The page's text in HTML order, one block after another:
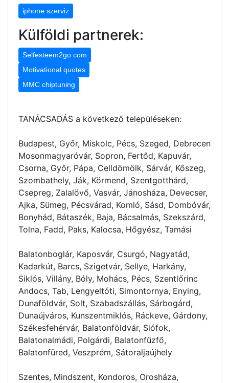
iphone szerviz
Külföldi partnerek:
Selfesteem2go.com
Motivational quotes
MMC chiptuning
TANÁCSADÁS a következő településeken:
Budapest, Győr, Miskolc, Pécs, Szeged, Debrecen
Mosonmagyaróvár, Sopron, Fertőd, Kapuvár,
Csorna, Győr, Pápa, Celldömölk, Sárvár, Kőszeg,
Szombathely, Ják, Körmend, Szentgotthárd,
Csepreg, Zalalövő, Vasvár, Jánosháza, Devecser,
Ajka, Sümeg, Pécsvárad, Komló, Sásd, Dombóvár,
Bonyhád, Bátaszék, Baja, Bácsalmás, Szekszárd,
Tolna, Fadd, Paks, Kalocsa, Hőgyész, Tamási
Balatonboglár, Kaposvár, Csurgó, Nagyatád,
Kadarkút, Barcs, Szigetvár, Sellye, Harkány,
Siklós, Villány, Bóly, Mohács, Pécs, Szentlőrinc
Andocs, Tab, Lengyeltóti, Simontornya, Enying,
Dunaföldvár, Solt, Szabadszállás, Sárbogárd,
Dunaújváros, Kunszentmiklós, Ráckeve, Gárdony,
Székesfehérvár, Balatonföldvár, Siófok,
Balatonalmádi, Polgárdi, Balatonfűzfő,
Balatonfüred, Veszprém, Sátoraljaújhely
Szentes, Mindszent, Kondoros, Orosháza,